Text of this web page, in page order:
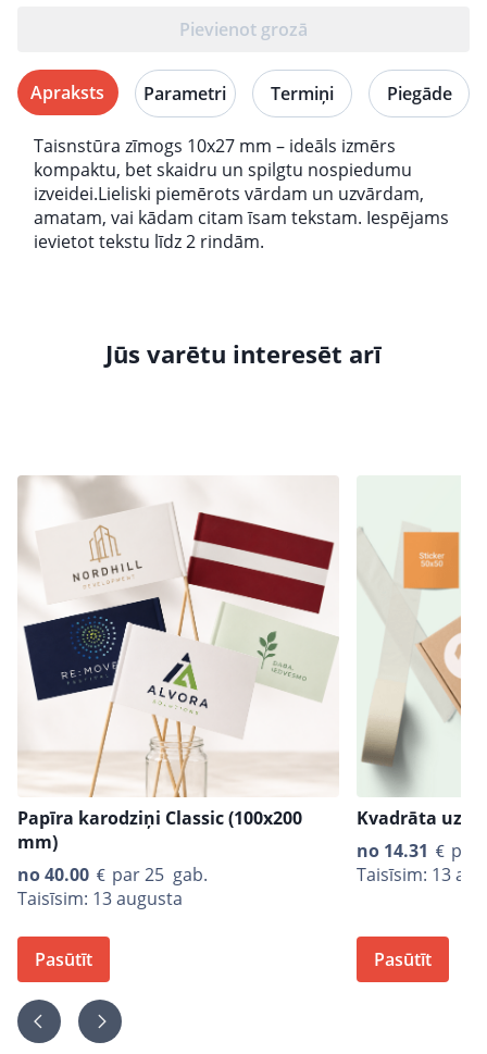
Pievienot grozā
Apraksts Parametri Termiņi Piegāde
Taisnstūra zīmogs 10x27 mm – ideāls izmērs
kompaktu, bet skaidru un spilgtu nospiedumu
izveidei.Lieliski piemērots vārdam un uzvārdam,
amatam, vai kādam citam īsam tekstam. Iespējams
ievietot tekstu līdz 2 rindām.
Jūs varētu interesēt arī
Papīra karodziņi Classic (100x200
mm)
no40.00
par 25 gab.
Taisīsim: 13 augusta
Pasūtīt
Kvadrāta
no 14.31
par
Taisīsim: 13
Pasūtīt